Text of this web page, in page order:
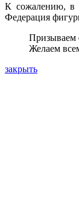
К сожалению, в
Федерация
Призываем
Желаем
закрыть